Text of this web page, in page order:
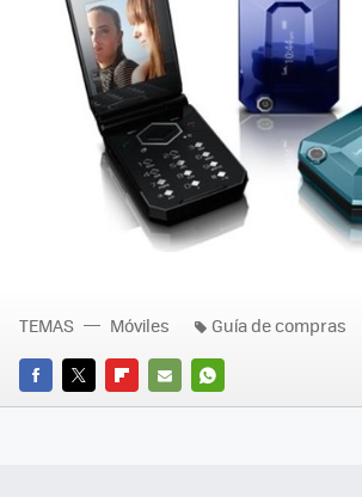
FACEBOOK
TWITTERFLIPBOARD
E-
WHATSAPP
TEMAS Móviles Guía de compras